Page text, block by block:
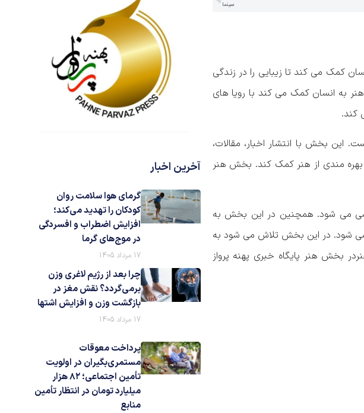
سینما
کمک می کند تا زیبایی را در زندگی
به انسان کمک می کند با رویا های
کند.
این بخش با انتشار اخبار، مقالات،
مندی از هنر کمک کند. بخش هنر
می شود. همچنین در این بخش به
می شود. در این بخش تلاش می شود به
بخش هنر پایگاه خبری پهنه پرواز
آخرین اخبار
گرمای هوا سلامت روان
کودکان را تهدید می‌کند؛
افزایش اضطراب و افسردگی
در موج‌های گرما
17 مرداد 1405
چرا بعد از رژیم لاغری وزن
برمی‌گردد؟ نقش مغز در
بازگشت وزن و افزایش اشتها
17 مرداد 1405
پرداخت معوقات
مستمری‌بگیران در اولویت
تأمین اجتماعی؛ ۸۲ هزار
میلیارد تومان در انتظار تأمین
منابع